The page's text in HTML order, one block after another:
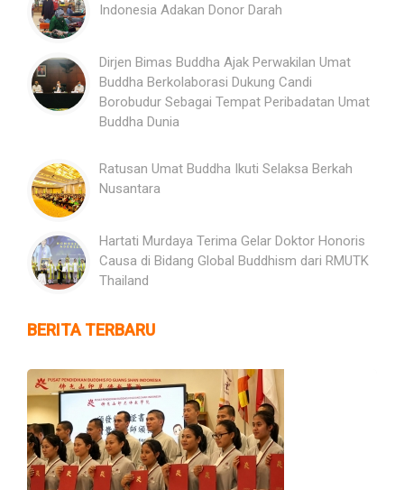
Indonesia Adakan Donor Darah
Dirjen Bimas Buddha Ajak Perwakilan Umat
Buddha Berkolaborasi Dukung Candi
Borobudur Sebagai Tempat Peribadatan Umat
Buddha Dunia
Ratusan Umat Buddha Ikuti Selaksa Berkah
Nusantara
Hartati Murdaya Terima Gelar Doktor Honoris
Causa di Bidang Global Buddhism dari RMUTK
Thailand
BERITA TERBARU